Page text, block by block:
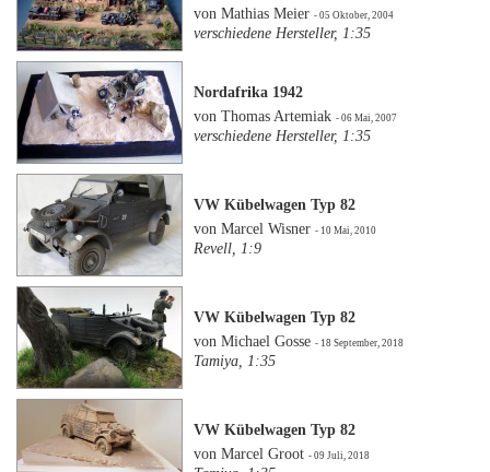
von Mathias Meier- 05 Oktober, 2004
verschiedene Hersteller, 1:35
Nordafrika 1942
von Thomas Artemiak- 06 Mai, 2007
verschiedene Hersteller, 1:35
VW Kübelwagen Typ 82
von Marcel Wisner- 10 Mai, 2010
Revell, 1:9
VW Kübelwagen Typ 82
von Michael Gosse- 18 September, 2018
Tamiya, 1:35
VW Kübelwagen Typ 82
von Marcel Groot- 09 Juli, 2018